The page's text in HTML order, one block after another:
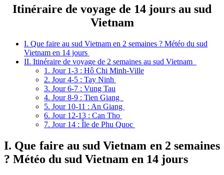
Itinéraire de voyage de 14 jours au sud
Vietnam
I. Que faire au sud Vietnam en 2 semaines ? Météo du sud
Vietnam en 14 jours
II. Itinéraire de voyage de 2 semaines au sud Vietnam
1. Jour 1-3 : Hô Chi Minh-Ville
2. Jour 4-5 : Tay Ninh
3. Jour 6-7 : Vung Tau
4. Jour 8-9 : Tien Giang
5. Jour 10-11 : An Giang
6. Jour 12-13 : Can Tho
7. Jour 14 : Île de Phu Quoc
I. Que faire au sud Vietnam en 2 semaines
? Météo du sud Vietnam en 14 jours